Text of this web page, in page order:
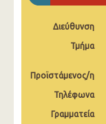
2006
2004
2003
Διεύθυνση
Τμήμα
Προϊστάμενος/η
Τηλέφωνα
Γραμματεία